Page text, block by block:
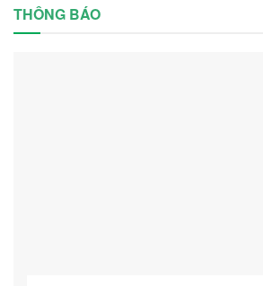
THÔNG BÁO